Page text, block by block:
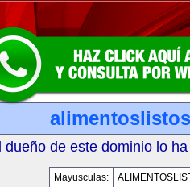
dueño de este dominio lo
Mayusculas: